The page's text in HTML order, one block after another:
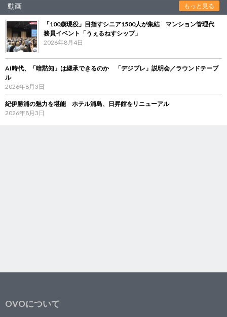
動画 もっと見る
「100歳現役」目指すシニア1500人が集結 マンション管理代
務員イベント「うぇるねすシップ」
2026年8月4日
AI時代、「暗黙知」は継承できるのか 「デジブレ」説明会／ラウンドテーブ
ル
2026年8月3日
紀伊勝浦の魅力を堪能 ホテル浦島、日昇館をリニューアル
2026年8月3日
OVOについて